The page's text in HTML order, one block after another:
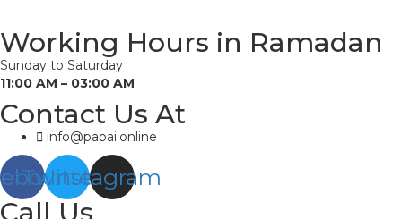
Working Hours in Ramadan
Sunday to Saturday
11:00 AM – 03:00 AM
Contact Us At
info@papai.online
Twitter
Instagram
Call Us